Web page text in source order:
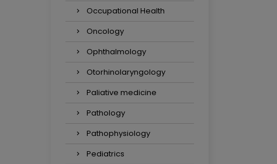
Occupational Health
Oncology
Ophthalmology
Otorhinolaryngology
Paliative medicine
Pathology
Pathophysiology
Pediatrics